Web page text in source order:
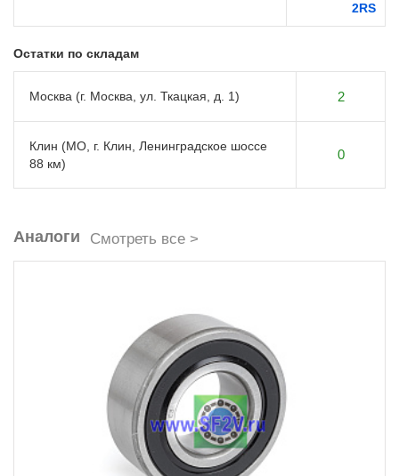
2RS
Остатки по складам
Москва (г. Москва, ул. Ткацкая, д. 1) 2
Клин (МО, г. Клин, Ленинградское шоссе
88 км)
0
Аналоги Смотреть все >